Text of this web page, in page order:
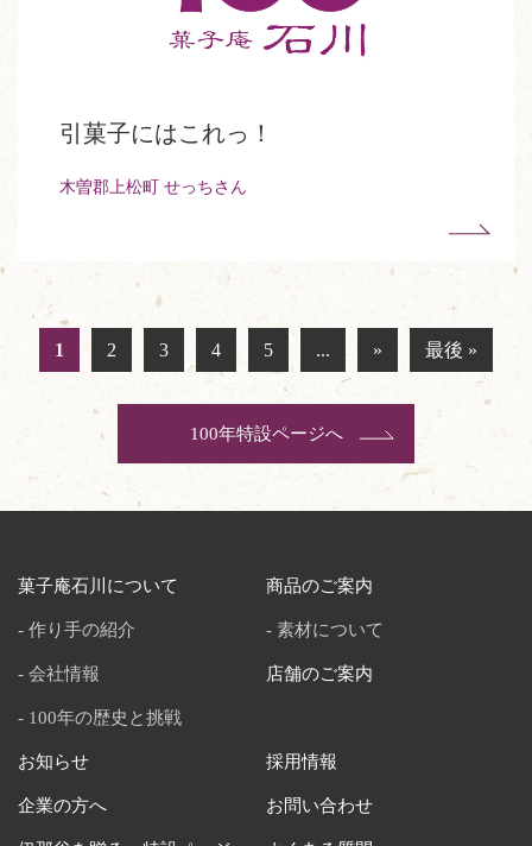
引菓子にはこれっ！
木曽郡上松町 せっちさん
1 2 3 4 5 ... » 最後 »
100年特設ページへ
菓子庵石川について
作り手の紹介
会社情報
100年の歴史と挑戦
商品のご案内
素材について
店舗のご案内
お知らせ
企業の方へ
採用情報
お問い合わせ